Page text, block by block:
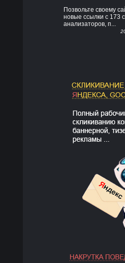
Позвольте своему
новые ссылки с 173
анализаторов, п...